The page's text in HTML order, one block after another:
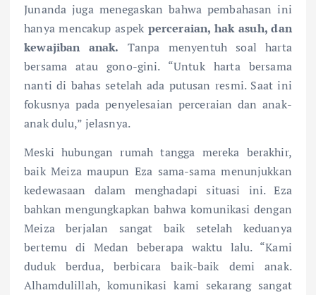
Junanda juga menegaskan bahwa pembahasan ini
hanya mencakup aspek perceraian, hak asuh, dan
kewajiban anak. Tanpa menyentuh soal harta
bersama atau gono-gini. “Untuk harta bersama
nanti di bahas setelah ada putusan resmi. Saat ini
fokusnya pada penyelesaian perceraian dan anak-
anak dulu,” jelasnya.
Meski hubungan rumah tangga mereka berakhir,
baik Meiza maupun Eza sama-sama menunjukkan
kedewasaan dalam menghadapi situasi ini. Eza
bahkan mengungkapkan bahwa komunikasi dengan
Meiza berjalan sangat baik setelah keduanya
bertemu di Medan beberapa waktu lalu. “Kami
duduk berdua, berbicara baik-baik demi anak.
Alhamdulillah, komunikasi kami sekarang sangat